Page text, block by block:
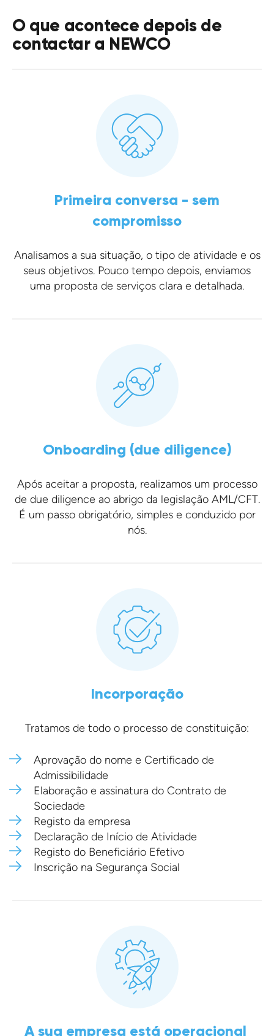
O que acontece depois de
contactar a NEWCO
Primeira conversa - sem
compromisso
Analisamos a sua situação, o tipo de atividade e os
seus objetivos. Pouco tempo depois, enviamos
uma proposta de serviços clara e detalhada.
Onboarding (due diligence)
Após aceitar a proposta, realizamos um processo
de due diligence ao abrigo da legislação AML/CFT.
É um passo obrigatório, simples e conduzido por
nós.
Incorporação
Tratamos de todo o processo de constituição:
Aprovação do nome e Certificado de
Admissibilidade
Elaboração e assinatura do Contrato de
Sociedade
Registo da empresa
Declaração de Início de Atividade
Registo do Beneficiário Efetivo
Inscrição na Segurança Social
A sua empresa está operacional